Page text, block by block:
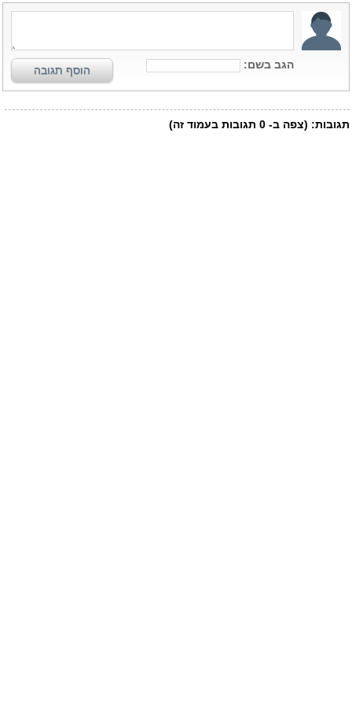
הגב בשם: הוסף תגובה
תגובות: (צפה ב- 0 תגובות בעמוד זה)